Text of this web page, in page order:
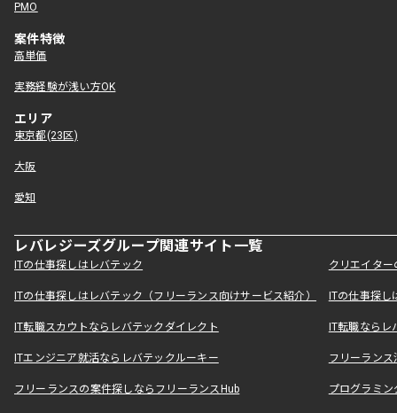
PMO
案件特徴
高単価
実務経験が浅い方OK
エリア
東京都(23区)
大阪
愛知
レバレジーズグループ関連サイト一覧
ITの仕事探しはレバテック クリエイタ
ITの仕事探しはレバテック（フリーランス向けサービス紹介） ITの仕事探
IT転職スカウトならレバテックダイレクト IT転職なら
ITエンジニア就活ならレバテックルーキー フリーラン
フリーランスの案件探しならフリーランスHub プログラミ